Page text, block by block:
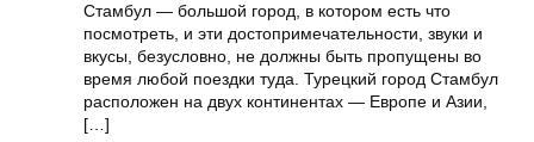
Стамбул — большой город, в котором есть что
посмотреть, и эти достопримечательности, звуки и
вкусы, безусловно, не должны быть пропущены во
время любой поездки туда. Турецкий город Стамбул
расположен на двух континентах — Европе и Азии,
[…]